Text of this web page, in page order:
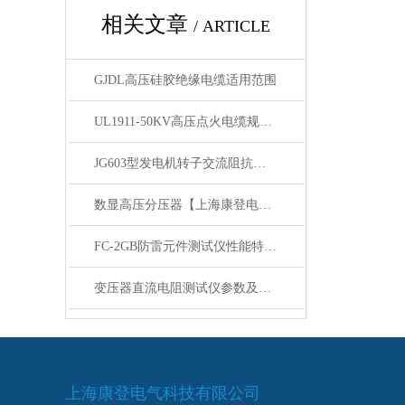
相关文章 / ARTICLE
GJDL高压硅胶绝缘电缆适用范围
UL1911-50KV高压点火电缆规格参数及指标
JG603型发电机转子交流阻抗测试仪功能与特点技术指标
数显高压分压器【上海康登电气科技有限公司】
FC-2GB防雷元件测试仪性能特点使用方法
变压器直流电阻测试仪参数及注意事项
上海康登电气科技有限公司